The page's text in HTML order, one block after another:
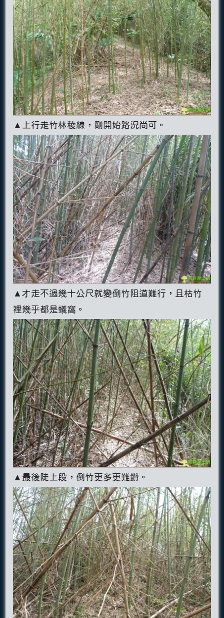
▲上行走竹林稜線，剛開始路況尚可。
▲才走不過幾十公尺就變倒竹阻道難行，且枯竹
裡幾乎都是蟻窩。
▲最後陡上段，倒竹更多更難鑽。